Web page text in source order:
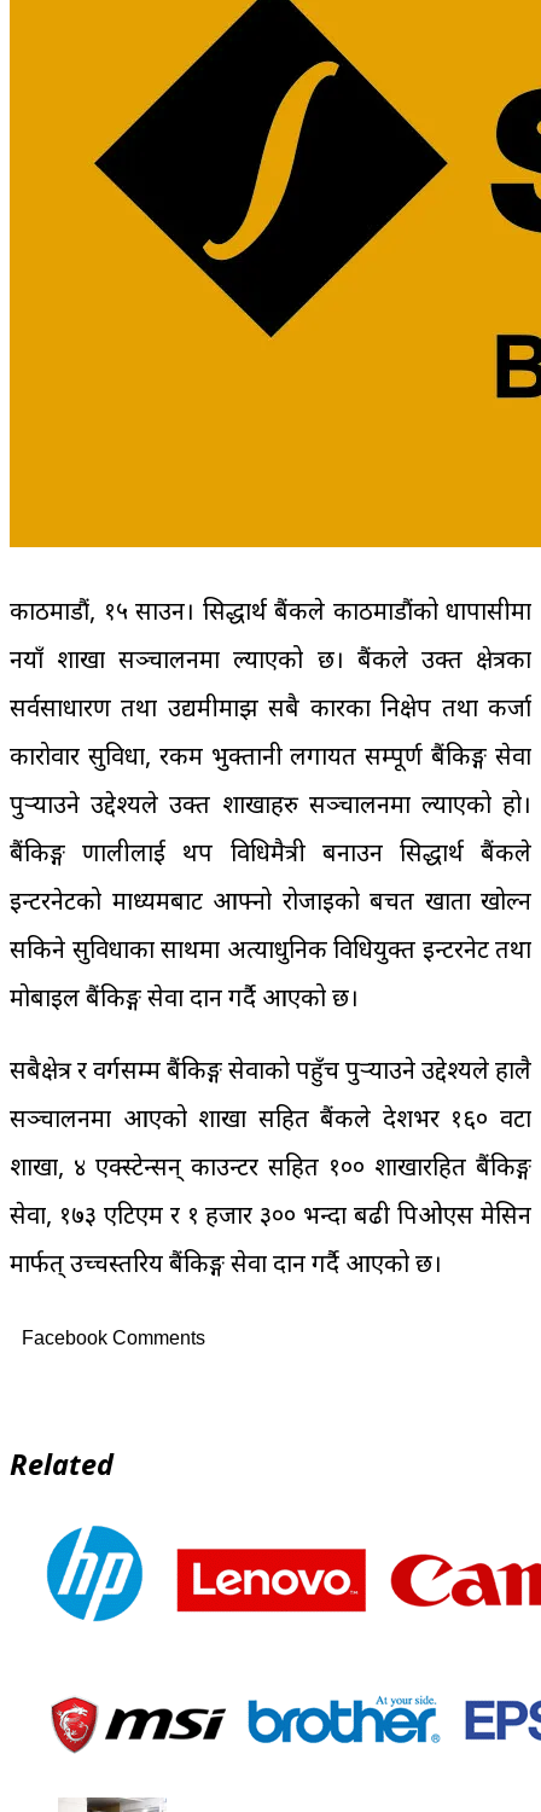
काठमाडौं, १५ साउन। सिद्धार्थ बैंकले काठमाडौंको धापासीमा
नयाँ शाखा सञ्चालनमा ल्याएको छ। बैंकले उक्त क्षेत्रका
सर्वसाधारण तथा उद्यमीमाझ सबै प्रकारका निक्षेप तथा कर्जा
कारोवार सुविधा, रकम भुक्तानी लगायत सम्पूर्ण बैंकिङ्ग सेवा
पुर्‍याउने उद्देश्यले उक्त शाखाहरु सञ्चालनमा ल्याएको हो।
बैंकिङ्ग प्रणालीलाई थप प्रविधिमैत्री बनाउन सिद्धार्थ बैंकले
इन्टरनेटको माध्यमबाट आफ्नो रोजाइको बचत खाता खोल्न
सकिने सुविधाका साथमा अत्याधुनिक प्रविधियुक्त इन्टरनेट तथा
मोबाइल बैंकिङ्ग सेवा प्रदान गर्दै आएको छ।
सबैक्षेत्र र वर्गसम्म बैंकिङ्ग सेवाको पहुँच पुर्‍याउने उद्देश्यले हालै
सञ्चालनमा आएको शाखा सहित बैंकले देशभर १६० वटा
शाखा, ४ एक्स्टेन्सन् काउन्टर सहित १०० शाखारहित बैंकिङ्ग
सेवा, १७३ एटिएम र १ हजार ३०० भन्दा बढी पिओएस मेसिन
मार्फत् उच्चस्तरिय बैंकिङ्ग सेवा प्रदान गर्दै आएको छ।
Facebook Comments
Related